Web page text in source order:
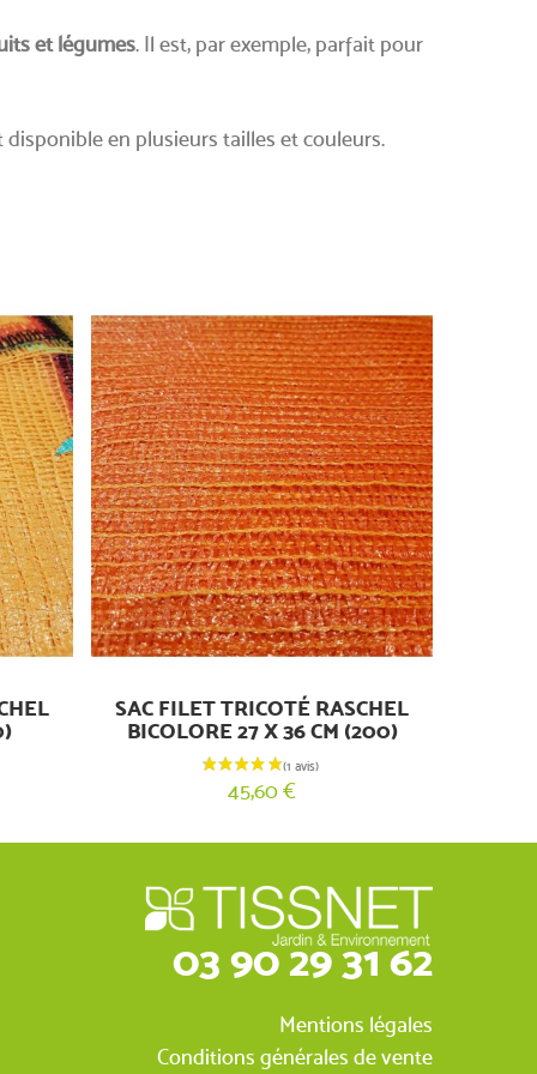
et légumes. Il est, par exemple, parfait pour
disponible en plusieurs tailles et couleurs.
SAC FILET TRICOTÉ RASCHEL
BICOLORE 27 X 36 CM (200)
45,60 €
03 90 29 31 62
Mentions légales
Conditions générales de vente